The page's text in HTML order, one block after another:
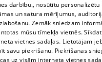
TV programma
Līguma noteikumi
360 Ziņu kontakti
darbību., nosūtītu
un satura mērījumus,
Zemāk sniedzam
mūsu tīmekļa vietnēs.
vietnes sadaļas. Lietotājam
savu piekrišanu. Piekrišanas
uz visām interneta vietnes